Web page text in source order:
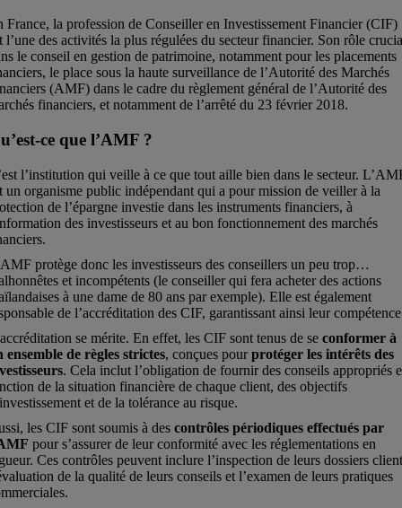
France, la profession de Conseiller en Investissement Financier (CIF)
l’une des activités la plus régulées du secteur financier. Son rôle
le conseil en gestion de patrimoine, notamment pour les placements
le place sous la haute surveillance de l’Autorité des Marchés
(AMF) dans le cadre du règlement général de l’Autorité des
financiers, et notamment de l’arrêté du 23 février 2018.
ce que l’AMF ?
l’institution qui veille à ce que tout aille bien dans le secteur.
un organisme public indépendant qui a pour mission de veiller à la
de l’épargne investie dans les instruments financiers, à
des investisseurs et au bon fonctionnement des marchés
protège donc les investisseurs des conseillers un peu trop…
et incompétents (le conseiller qui fera acheter des actions
à une dame de 80 ans par exemple). Elle est également
de l’accréditation des CIF, garantissant ainsi leur
se mérite. En effet, les CIF sont tenus de seconformer à
ensemble de règles strictes, conçues pourprotéger les intérêts des
. Cela inclut l’obligation de fournir des conseils appropriés
de la situation financière de chaque client, des objectifs
et de la tolérance au risque.
les CIF sont soumis à descontrôles périodiques effectués par
pour s’assurer de leur conformité avec les réglementations en
Ces contrôles peuvent inclure l’inspection de leurs dossiers
de la qualité de leurs conseils et l’examen de leurs pratiques